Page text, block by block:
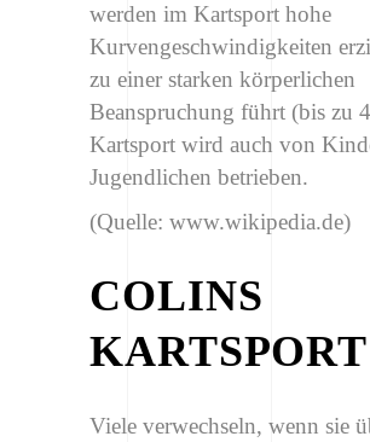
werden im Kartsport hohe
Kurvengeschwindigkeiten
zu einer starken körperlichen
Beanspruchung führt (bis zu
Kartsport wird auch von
Jugendlichen betrieben.
(Quelle: www.wikipedia.de)
COLINS
KARTSPORT
Viele verwechseln, wenn sie